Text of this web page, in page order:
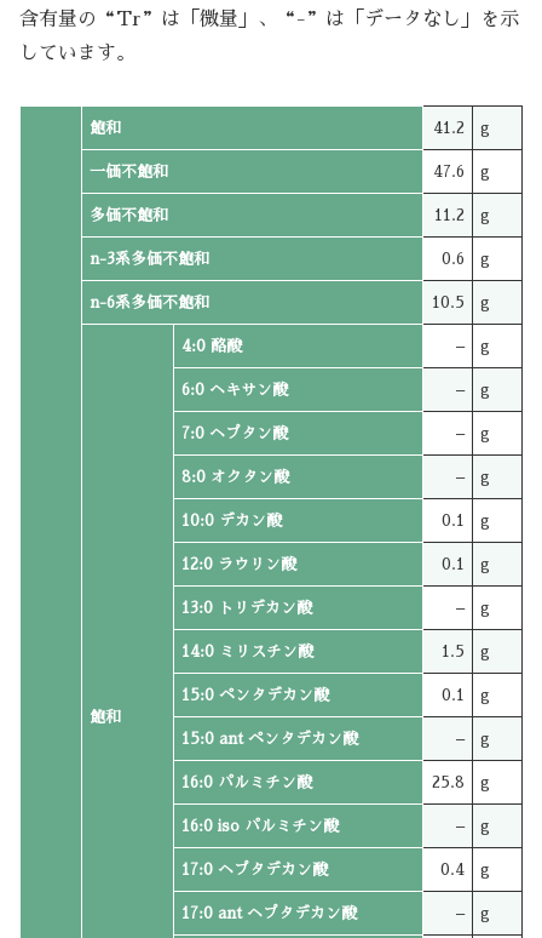
含有量の“Tr”は「微量」、“-”は「データなし」を示
しています。
飽和 41.2 g
一価不飽和 47.6 g
多価不飽和 11.2 g
n-3系多価不飽和 0.6 g
n-6系多価不飽和 10.5 g
飽和
4:0 酪酸 – g
6:0 ヘキサン酸 – g
7:0 ヘプタン酸 – g
8:0 オクタン酸 – g
10:0 デカン酸 0.1 g
12:0 ラウリン酸 0.1 g
13:0 トリデカン酸 – g
14:0 ミリスチン酸 1.5 g
15:0 ペンタデカン酸 0.1 g
15:0 ant ペンタデカン酸 – g
16:0 パルミチン酸 25.8 g
16:0 iso パルミチン酸 – g
17:0 ヘプタデカン酸 0.4 g
17:0 ant ヘプタデカン酸 – g